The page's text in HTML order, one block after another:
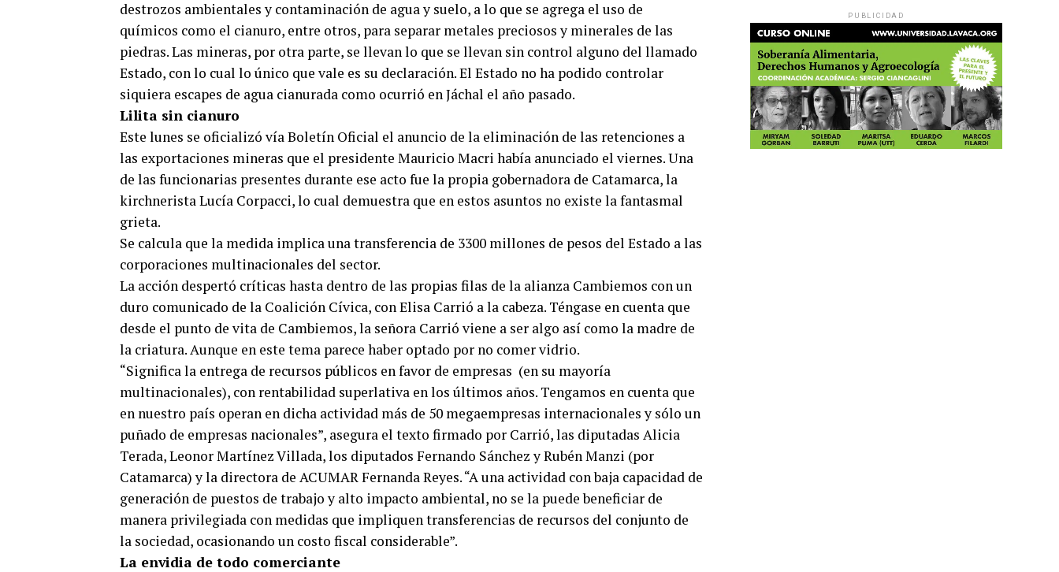
destrozos ambientales y contaminación de agua y suelo, a lo que se agrega el uso de
químicos como el cianuro, entre otros, para separar metales preciosos y minerales de las
piedras. Las mineras, por otra parte, se llevan lo que se llevan sin control alguno del llamado
Estado, con lo cual lo único que vale es su declaración. El Estado no ha podido controlar
siquiera escapes de agua cianurada como ocurrió en Jáchal el año pasado.
Lilita sin cianuro
Este lunes se oficializó vía Boletín Oficial el anuncio de la eliminación de las retenciones a
las exportaciones mineras que el presidente Mauricio Macri había anunciado el viernes. Una
de las funcionarias presentes durante ese acto fue la propia gobernadora de Catamarca, la
kirchnerista Lucía Corpacci, lo cual demuestra que en estos asuntos no existe la fantasmal
grieta.
Se calcula que la medida implica una transferencia de 3300 millones de pesos del Estado a las
corporaciones multinacionales del sector.
La acción despertó críticas hasta dentro de las propias filas de la alianza Cambiemos con un
duro comunicado de la Coalición Cívica, con Elisa Carrió a la cabeza. Téngase en cuenta que
desde el punto de vita de Cambiemos, la señora Carrió viene a ser algo así como la madre de
la criatura. Aunque en este tema parece haber optado por no comer vidrio.
“Significa la entrega de recursos públicos en favor de empresas (en su mayoría
multinacionales), con rentabilidad superlativa en los últimos años. Tengamos en cuenta que
en nuestro país operan en dicha actividad más de 50 megaempresas internacionales y sólo un
puñado de empresas nacionales”, asegura el texto firmado por Carrió, las diputadas Alicia
Terada, Leonor Martínez Villada, los diputados Fernando Sánchez y Rubén Manzi (por
Catamarca) y la directora de ACUMAR Fernanda Reyes. “A una actividad con baja capacidad de
generación de puestos de trabajo y alto impacto ambiental, no se la puede beneficiar de
manera privilegiada con medidas que impliquen transferencias de recursos del conjunto de
la sociedad, ocasionando un costo fiscal considerable”.
La envidia de todo comerciante
PUBLICIDAD